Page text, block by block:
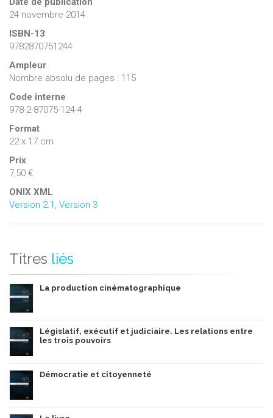
24 novembre 2014
ISBN-13
9782870751244
Ampleur
Nombre absolu de pages : 115
Code interne
978-2-87075-124-4
Format
22 x 17 cm
Prix
7,50 €
ONIX XML
Version 2.1 Version 3
Titres liés
La production cinématographique
Législatif, exécutif et judiciaire. Les relations entre
les trois pouvoirs
Démocratie et citoyenneté